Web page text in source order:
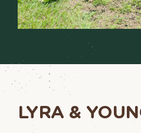
LYRA &